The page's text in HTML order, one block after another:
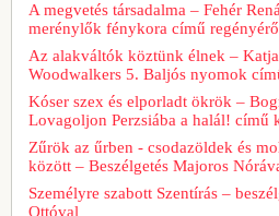
A megvetés társadalma – Fehér
merénylők fénykora című
Az alakváltók köztünk élnek –
Woodwalkers 5. Baljós nyomok
Kóser szex és elporladt ökrök –
Lovagoljon Perzsiába a halál! című
Zűrök az űrben - csodazöldek és
között – Beszélgetés Majoros
Személyre szabott Szentírás –
Ottóval